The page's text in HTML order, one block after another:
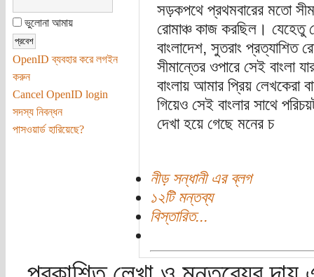
ভুলোনা আমায়
OpenID ব্যবহার করে লগইন
করুন
Cancel OpenID login
সদস্য নিবন্ধন
পাসওয়ার্ড হারিয়েছে?
সড়কপথে প্রথমবারের মতো
রোমাঞ্চ কাজ করছিল। যেহেতু
বাংলাদেশ, সুতরাং প্রত্যাশিত
সীমান্তের ওপারে সেই বাংলা
বাংলায় আমার প্রিয়
গিয়েও সেই বাংলার সাথে
দেখা হয়ে গেছে মনের চ
নীড় সন্ধানী এর ব্লগ
১২টি মন্তব্য
বিস্তারিত...